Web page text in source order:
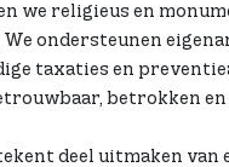
we religieus en
ondersteunen
taxaties en
betrokken
deel uitmaken van